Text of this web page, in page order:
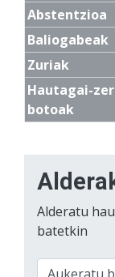
Abstentzioa
Baliogabeak
Zuriak
Hautagai-
botoak
Alderatu
batetkin